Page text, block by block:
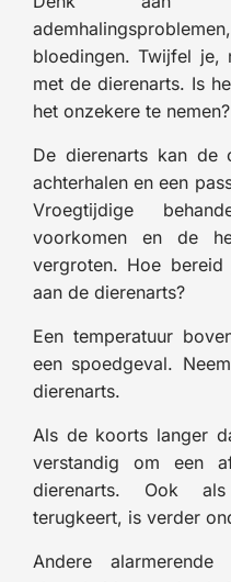
bloedingen. Twijfel je,
met de dierenarts. Is
het onzekere te nemen?
De dierenarts kan de
achterhalen en een
Vroegtijdige
voorkomen en de
vergroten. Hoe
aan de dierenarts?
Een temperatuur
een spoedgeval.
dierenarts.
Als de koorts langer
verstandig om een
dierenarts. Ook
terugkeert, is verder
Andere